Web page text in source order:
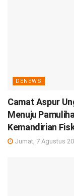
DENEWS
Camat Aspur
Menuju
Kemandirian
Jumat, 7 Agustus